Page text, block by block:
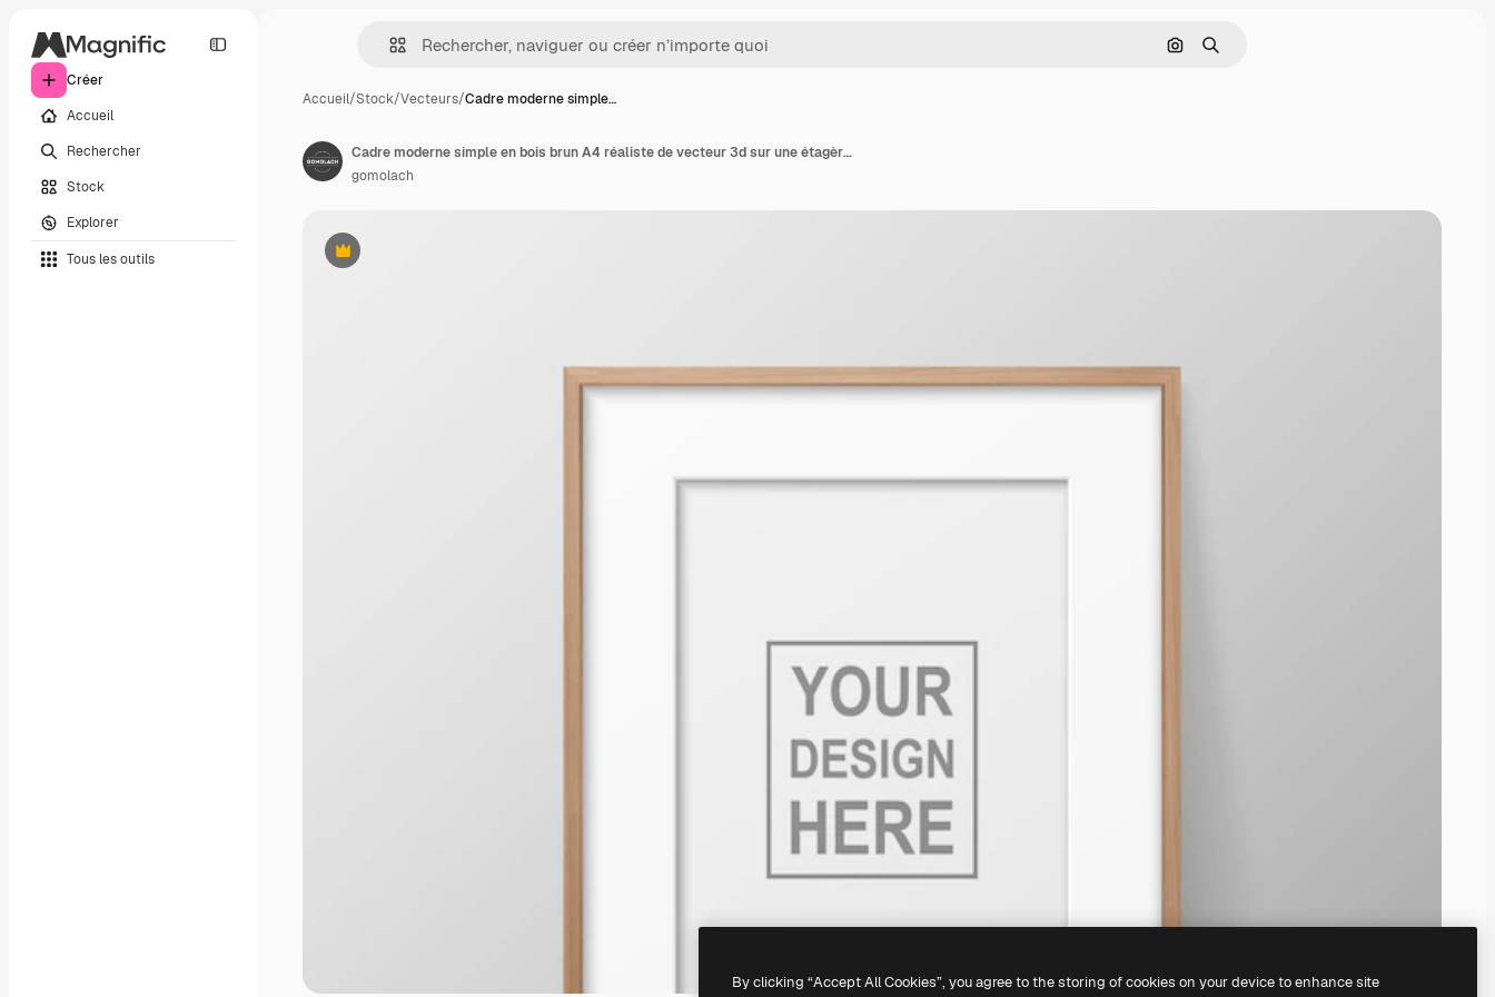
Créer
Accueil
Rechercher
Stock
Explorer
Tous les outils
Rechercher par image
Rechercher
Accueil/Stock/Vecteurs/Cadre moderne simple…
Premium
Cadre moderne simple en bois brun A4 réaliste de vecteur 3d sur une étagère ou une table blanche brillante avec réflexion contre un mur blanc Il peut être utilisé pour des présentations Modèle de conception pour la vue de face de maquette
gomolach
By clicking “Accept All Cookies”, you agree to the storing of cookies on your device to enhance site